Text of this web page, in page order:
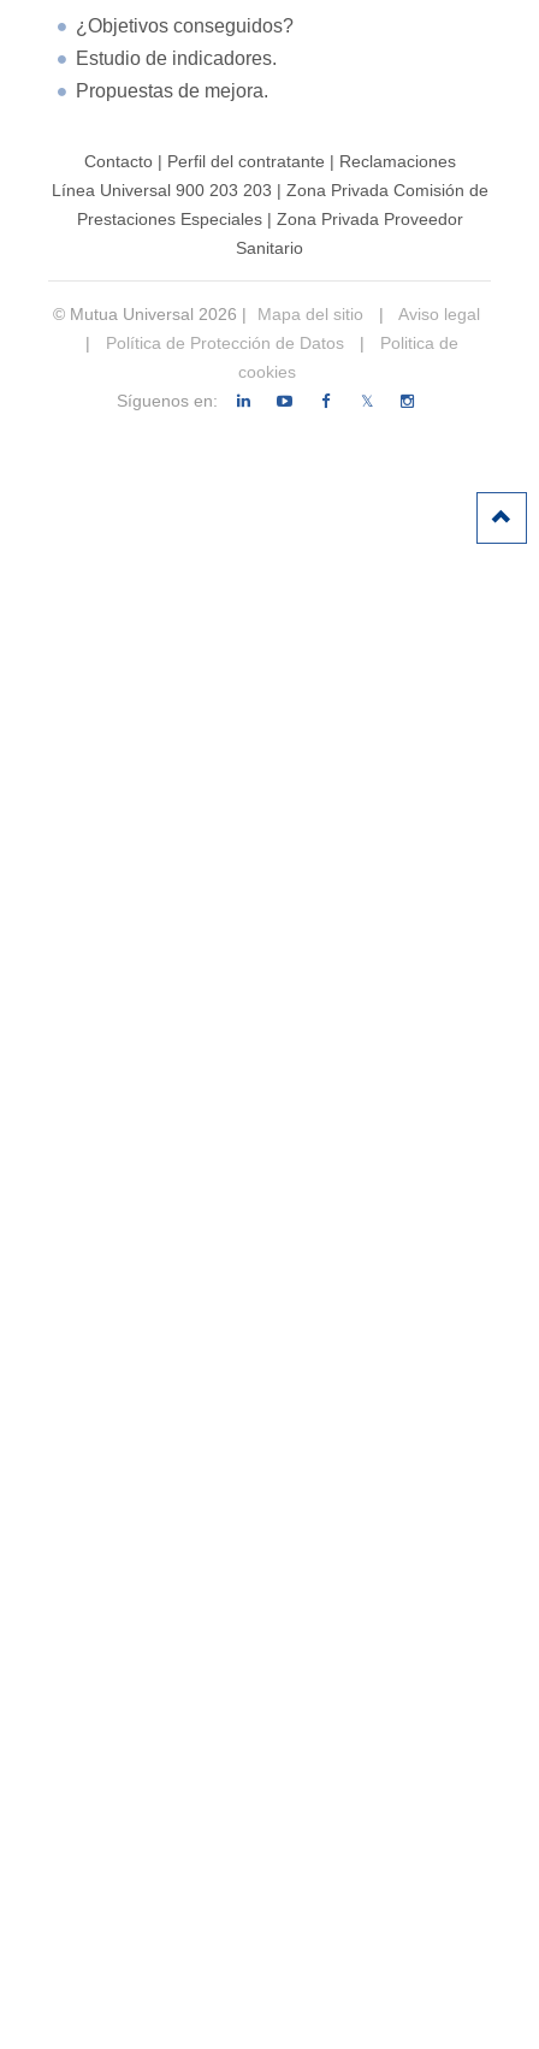
¿Objetivos conseguidos?
Estudio de indicadores.
Propuestas de mejora.
Contacto| Perfil del contratante | Reclamaciones
Línea Universal 900 203 203 | Zona Privada Comisión de
Prestaciones Especiales| Zona Privada Proveedor
Sanitario
© Mutua Universal 2026 | Mapa del sitio |
Aviso legal
|
Política de Protección de Datos |
Politica de
cookies
Síguenos en:
𝕏